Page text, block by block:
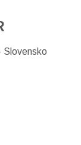
Slovensko